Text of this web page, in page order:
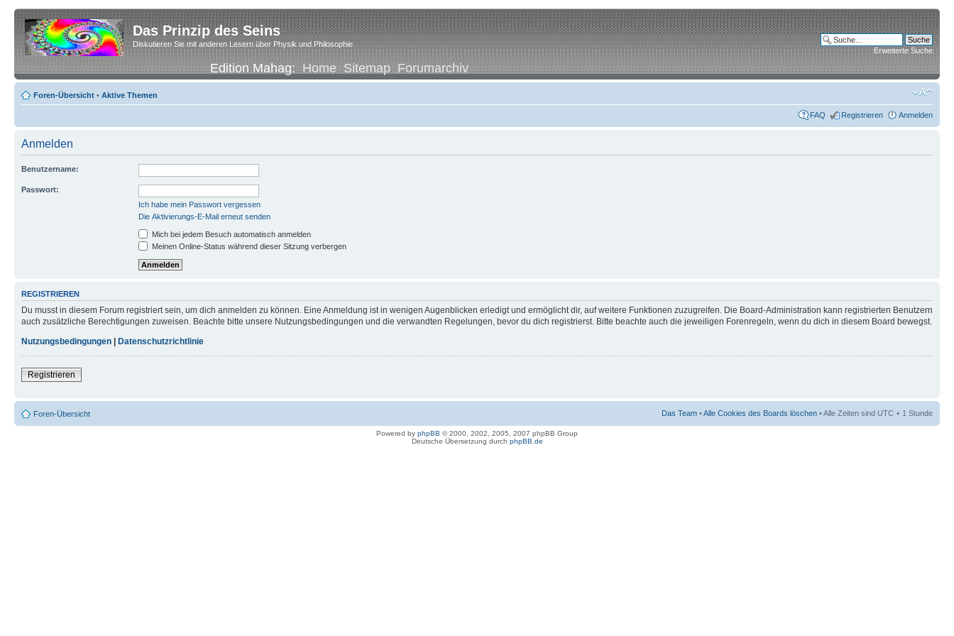
Das Prinzip des Seins
Diskutieren Sie mit anderen Lesern über Physik und Philosophie
Edition Mahag:Home Sitemap Forumarchiv
Erweiterte Suche
Foren-Übersicht • Aktive Themen
FAQ Registrieren Anmelden
Anmelden
Benutzername:
Passwort:
Ich habe mein Passwort vergessen
Die Aktivierungs-E-Mail erneut senden
Mich bei jedem Besuch automatisch anmelden
Meinen Online-Status während dieser Sitzung verbergen
REGISTRIEREN
Du musst in diesem Forum registriert sein, um dich anmelden zu können. Eine Anmeldung ist in wenigen Augenblicken erledigt und ermöglicht dir, auf weitere Funktionen zuzugreifen. Die Board-Administration kann registrierten Benutzern
auch zusätzliche Berechtigungen zuweisen. Beachte bitte unsere Nutzungsbedingungen und die verwandten Regelungen, bevor du dich registrierst. Bitte beachte auch die jeweiligen Forenregeln, wenn du dich in diesem Board bewegst.
Nutzungsbedingungen
Datenschutzrichtlinie
Registrieren
Foren-Übersicht Das Team •Alle Cookies des Boards löschen • Alle Zeiten sind UTC + 1 Stunde
Powered by phpBB © 2000, 2002, 2005, 2007 phpBB Group
Deutsche Übersetzung durch phpBB.de